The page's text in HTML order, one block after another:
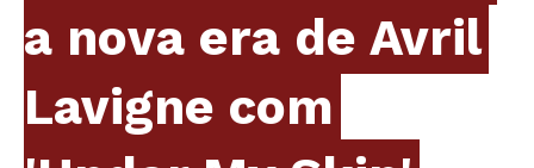
a nova era de Avril
Lavigne com